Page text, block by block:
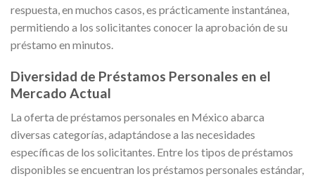
respuesta, en muchos casos, es prácticamente instantánea,
permitiendo a los solicitantes conocer la aprobación de su
préstamo en minutos.
Diversidad de Préstamos Personales en el
Mercado Actual
La oferta de préstamos personales en México abarca
diversas categorías, adaptándose a las necesidades
específicas de los solicitantes. Entre los tipos de préstamos
disponibles se encuentran los préstamos personales estándar,